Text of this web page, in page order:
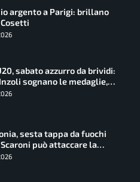
argento a Parigi: brillano
sabato azzurro da brividi:
sognano le medaglie,
Succo in finale
sesta tappa da fuochi
può attaccare la